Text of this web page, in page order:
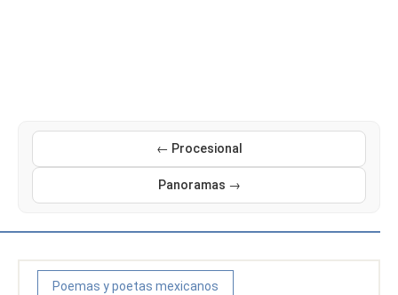
← Procesional
Panoramas →
Poemas y poetas mexicanos